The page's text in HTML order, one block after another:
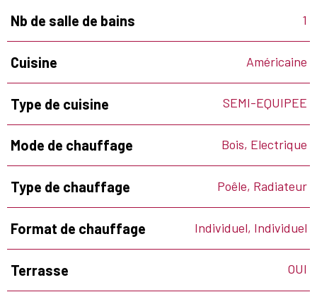
Nb de salle de bains 1
Cuisine Américaine
Type de cuisine SEMI-EQUIPEE
Mode de chauffage Bois, Electrique
Type de chauffage Poêle, Radiateur
Format de chauffage Individuel, Individuel
Terrasse OUI